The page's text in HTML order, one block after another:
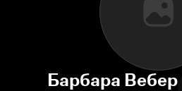
Барбара Вебер